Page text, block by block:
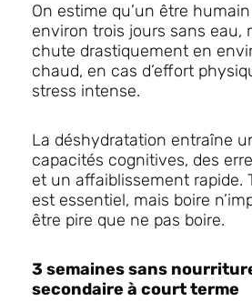
On estime qu’un être
environ trois jours sans eau,
chute drastiquement en
chaud, en cas d’effort
stress intense.
La déshydratation entraîne
capacités cognitives, des
et un affaiblissement rapide.
est essentiel, mais boire
être pire que ne pas boire.
3 semaines sans
secondaire à court terme